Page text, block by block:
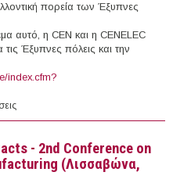
πορεία των Έξυπνες
αυτό, η CEN και η CENELEC
Έξυπνες πόλεις και την
index.cfm?
Smart Cities - Energy
Βέλγιο)
- 2nd Conference on
(Λισσαβώνα,